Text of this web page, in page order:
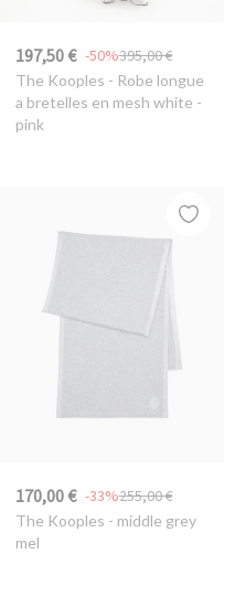
197,50 € 395,00 €
-50%
The Kooples - Robe longue
a bretelles en mesh white -
pink
170,00 € 255,00 €
-33%
The Kooples - middle grey
mel